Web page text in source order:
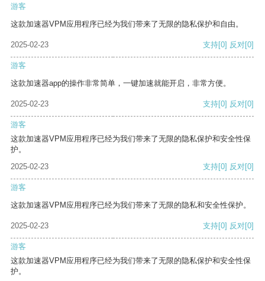
游客
这款加速器VPM应用程序已经为我们带来了无限的隐私保护和自由。
2025-02-23 支持[0] 反对[0]
游客
这款加速器app的操作非常简单，一键加速就能开启，非常方便。
2025-02-23 支持[0] 反对[0]
游客
这款加速器VPM应用程序已经为我们带来了无限的隐私保护和安全性保
护。
2025-02-23
支持[0] 反对[0]
游客
这款加速器VPM应用程序已经为我们带来了无限的隐私和安全性保护。
2025-02-23 支持[0] 反对[0]
游客
这款加速器VPM应用程序已经为我们带来了无限的隐私保护和安全性保
护。